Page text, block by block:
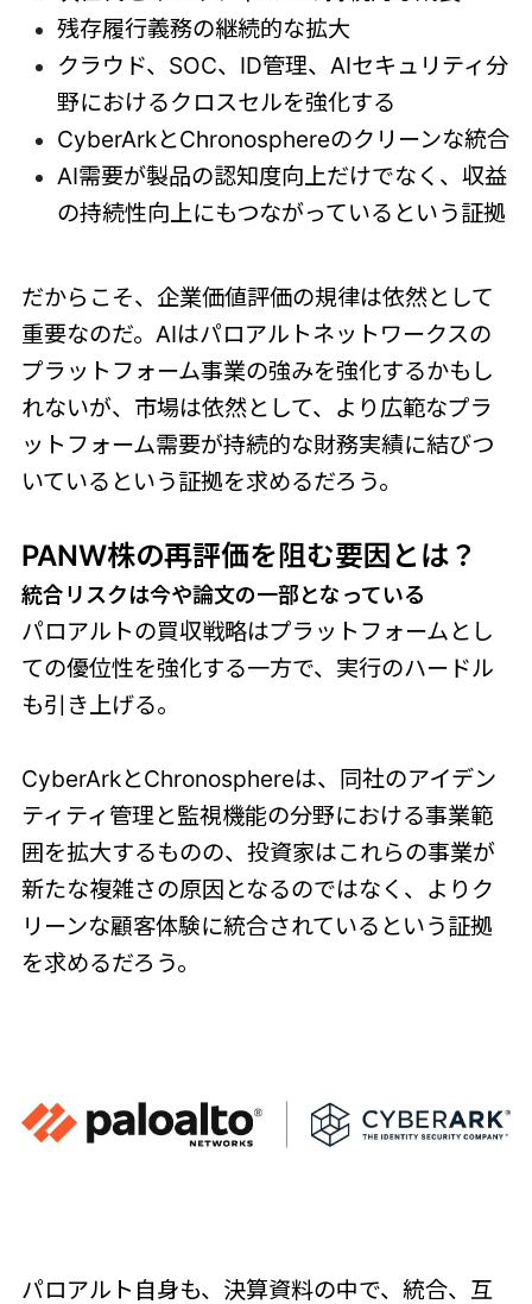
残存履行義務の継続的な拡大
クラウド、SOC、ID管理、AIセキュリティ分
野におけるクロスセルを強化する
CyberArkとChronosphereのクリーンな統合
AI需要が製品の認知度向上だけでなく、収益
の持続性向上にもつながっているという証拠
だからこそ、企業価値評価の規律は依然として
重要なのだ。AIはパロアルトネットワークスの
プラットフォーム事業の強みを強化するかもし
れないが、市場は依然として、より広範なプラ
ットフォーム需要が持続的な財務実績に結びつ
いているという証拠を求めるだろう。
PANW株の再評価を阻む要因とは？
統合リスクは今や論文の一部となっている
パロアルトの買収戦略はプラットフォームとし
ての優位性を強化する一方で、実行のハードル
も引き上げる。
CyberArkとChronosphereは、同社のアイデン
ティティ管理と監視機能の分野における事業範
囲を拡大するものの、投資家はこれらの事業が
新たな複雑さの原因となるのではなく、よりク
リーンな顧客体験に統合されているという証拠
を求めるだろう。
パロアルト自身も、決算資料の中で、統合、互